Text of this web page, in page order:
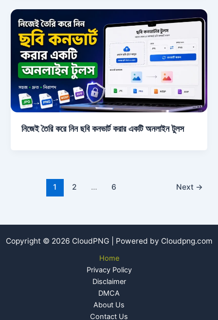
নিজেই তৈরি করে নিন ছবি কনভার্ট করার একটি অনলাইন টুলস
1 2 … 6 Next →
Copyright © 2026 CloudPNG | Powered by Cloudpng.com
Home
Privacy Policy
Disclaimer
DMCA
About Us
Contact Us